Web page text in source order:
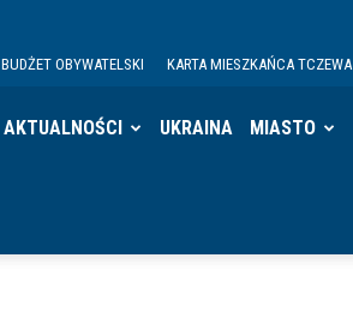
BUDŻET OBYWATELSKI KARTA MIESZKAŃCA TCZEWA
AKTUALNOŚCI UKRAINA MIASTO